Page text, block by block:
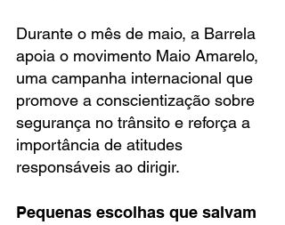
Durante o mês de maio, a Barrela
apoia o movimento Maio Amarelo,
uma campanha internacional que
promove a conscientização sobre
segurança no trânsito e reforça a
importância de atitudes
responsáveis ao dirigir.
Pequenas escolhas que salvam